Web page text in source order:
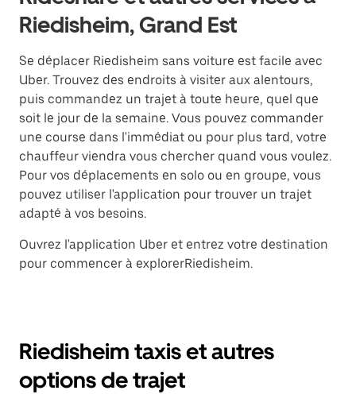
Riedisheim, Grand Est
Se déplacer Riedisheim sans voiture est facile avec
Uber. Trouvez des endroits à visiter aux alentours,
puis commandez un trajet à toute heure, quel que
soit le jour de la semaine. Vous pouvez commander
une course dans l'immédiat ou pour plus tard, votre
chauffeur viendra vous chercher quand vous voulez.
Pour vos déplacements en solo ou en groupe, vous
pouvez utiliser l'application pour trouver un trajet
adapté à vos besoins.
Ouvrez l'application Uber et entrez votre destination
pour commencer à explorerRiedisheim.
Riedisheim taxis et autres
options de trajet